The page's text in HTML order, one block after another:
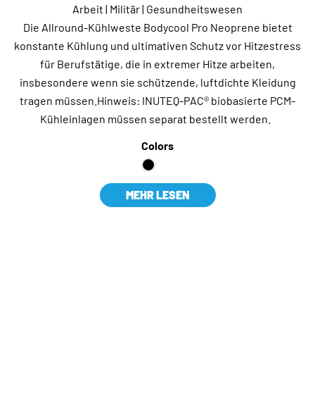
Arbeit | Militär | Gesundheitswesen
Die Allround-Kühlweste Bodycool Pro Neoprene bietet
konstante Kühlung und ultimativen Schutz vor Hitzestress
für Berufstätige, die in extremer Hitze arbeiten,
insbesondere wenn sie schützende, luftdichte Kleidung
tragen müssen.Hinweis: INUTEQ-PAC® biobasierte PCM-
Kühleinlagen müssen separat bestellt werden.
Colors
MEHR LESEN